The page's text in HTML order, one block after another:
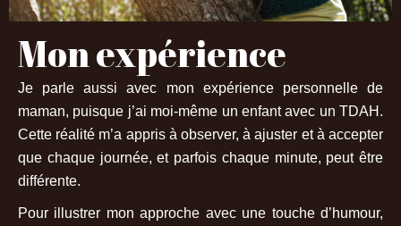
Mon expérience
Je parle aussi avec mon expérience personnelle de
maman, puisque j’ai moi-même un enfant avec un TDAH.
Cette réalité m’a appris à observer, à ajuster et à accepter
que chaque journée, et parfois chaque minute, peut être
différente.
Pour illustrer mon approche avec une touche d’humour,